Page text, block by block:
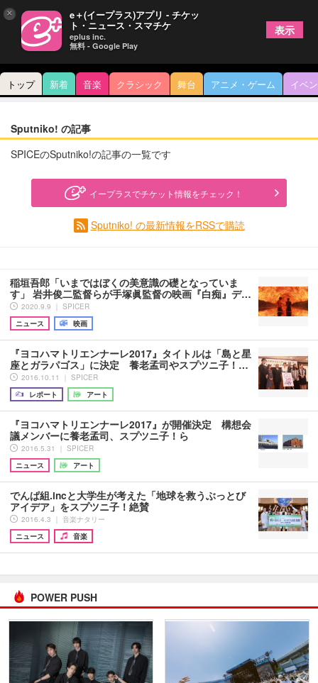
トップ 新着 音楽 クラシック 舞台 アニメ・ゲーム イベ
Sputniko! の記事
SPICEのSputniko!の記事の一覧です
イープラスでチケット情報をチェック！
Sputniko! の最新情報をRSSで購読
稲垣吾郎「いまではぼくの美意識の礎となっていま
す」 岩井俊二監督らが手塚眞監督の映画『白痴』デ…
2020.9.9 ｜ SPICER
ニュース
映画
『ヨコハマトリエンナーレ2017』タイトルは「島と星
座とガラパゴス」に決定 養老孟司やスプツニ子！…
2016.10.11 ｜ SPICER
レポート
アート
『ヨコハマトリエンナーレ2017』が開催決定 構想会
議メンバーに養老孟司、スプツニ子！ら
2016.5.31 ｜ SPICER
ニュース
アート
でんぱ組.incと大学生が考えた「地球を救うぶっとび
アイデア」をスプツニ子！絶賛
2016.4.3 ｜ 音楽ナタリー
ニュース
音楽
POWER PUSH
× e＋(イープラス)アプリ - チケッ
ト・ニュース・スマチケ
eplus inc.
無料 - Google Play
表示